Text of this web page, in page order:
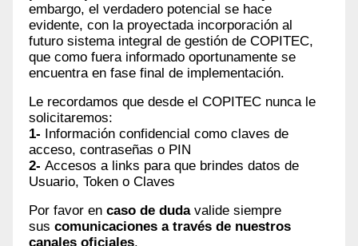
embargo, el verdadero potencial se hace
evidente, con la proyectada incorporación al
futuro sistema integral de gestión de COPITEC,
que como fuera informado oportunamente se
encuentra en fase final de implementación.
Le recordamos que desde el COPITEC nunca le
solicitaremos:
1- Información confidencial como claves de
acceso, contraseñas o PIN
2- Accesos a links para que brindes datos de
Usuario, Token o Claves
Por favor en caso de dudavalide siempre
sus comunicaciones a través de nuestros
canales oficiales.